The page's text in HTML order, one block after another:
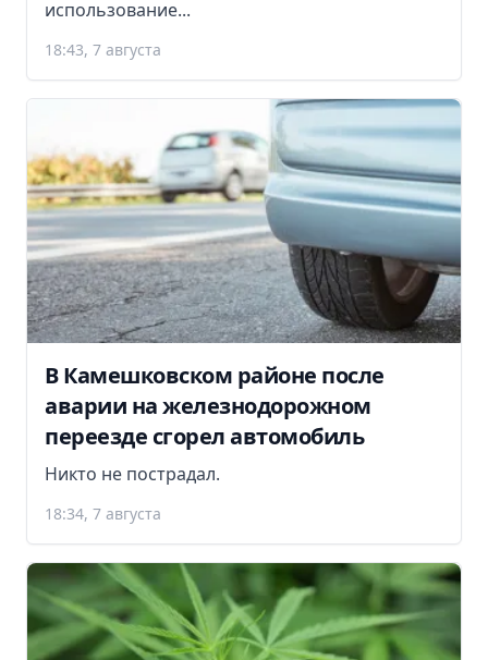
использование...
18:43, 7 августа
В Камешковском районе после
аварии на железнодорожном
переезде сгорел автомобиль
Никто не пострадал.
18:34, 7 августа